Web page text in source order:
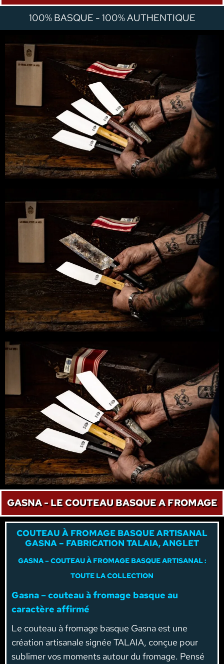
100% BASQUE - 100% AUTHENTIQUE
GASNA - LE COUTEAU BASQUE A FROMAGE
COUTEAU À FROMAGE BASQUE ARTISANAL
GASNA – FABRICATION TALAIA, ANGLET
GASNA – COUTEAU À FROMAGE BASQUE ARTISANAL :
TOUTE LA COLLECTION
Gasna – couteau à fromage basque au
caractère affirmé
Le couteau à fromage basque Gasna est une
création artisanale signée TALAIA, conçue pour
sublimer vos moments autour du fromage. Pensé